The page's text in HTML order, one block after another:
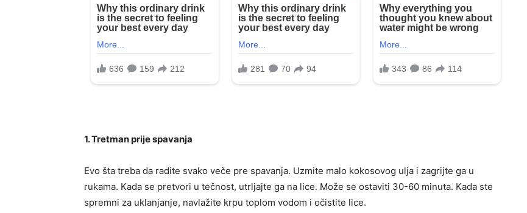
1. Tretman prije spavanja
Evo šta treba da radite svako veče pre spavanja. Uzmite malo kokosovog ulja i zagrijte ga u
rukama. Kada se pretvori u tečnost, utrljajte ga na lice. Može se ostaviti 30-60 minuta. Kada ste
spremni za uklanjanje, navlažite krpu toplom vodom i očistite lice.